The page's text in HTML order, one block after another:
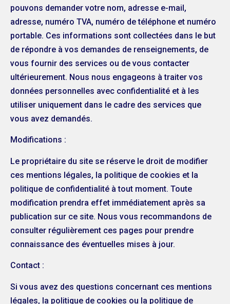
pouvons demander votre nom, adresse e-mail,
adresse, numéro TVA, numéro de téléphone et numéro
portable. Ces informations sont collectées dans le but
de répondre à vos demandes de renseignements, de
vous fournir des services ou de vous contacter
ultérieurement. Nous nous engageons à traiter vos
données personnelles avec confidentialité et à les
utiliser uniquement dans le cadre des services que
vous avez demandés.
Modifications :
Le propriétaire du site se réserve le droit de modifier
ces mentions légales, la politique de cookies et la
politique de confidentialité à tout moment. Toute
modification prendra effet immédiatement après sa
publication sur ce site. Nous vous recommandons de
consulter régulièrement ces pages pour prendre
connaissance des éventuelles mises à jour.
Contact :
Si vous avez des questions concernant ces mentions
légales, la politique de cookies ou la politique de